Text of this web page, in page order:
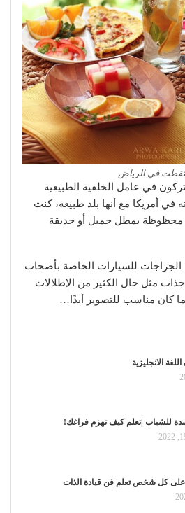
في الرياض
في عامل الخلفية الطبيعية
في أمريكا مع أنها بلد طبيعة، كنت
بمطل جميل أو حديقة
للسيارات الخاصة بأصحاب
مثل حال الكثير من الإطلالات
كان مناسب للتصوير أبدًا…
الانجليزية
للشباب |تعلم كيف تهزم فراغك!
على كل شخص تعلم فن قيادة الذات